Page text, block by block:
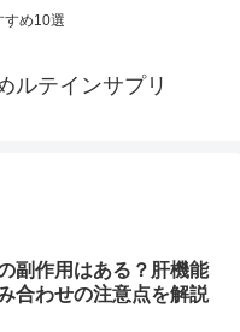
すめ10選
ルテインサプリ
副作用はある？肝機能
合わせの注意点を解説